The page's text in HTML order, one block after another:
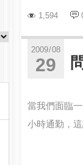
1,594
2009/08
29
當我們面臨
小時通勤，